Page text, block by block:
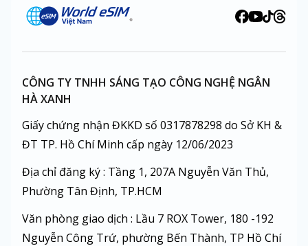
CÔNG TY TNHH SÁNG TẠO CÔNG NGHỆ NGÂN
HÀ XANH
Giấy chứng nhận ĐKKD số 0317878298 do Sở KH &
ĐT TP. Hồ Chí Minh cấp ngày 12/06/2023
Địa chỉ đăng ký : Tầng 1, 207A Nguyễn Văn Thủ,
Phường Tân Định, TP.HCM
Văn phòng giao dịch : Lầu 7 ROX Tower, 180 -192
Nguyễn Công Trứ, phường Bến Thành, TP Hồ Chí